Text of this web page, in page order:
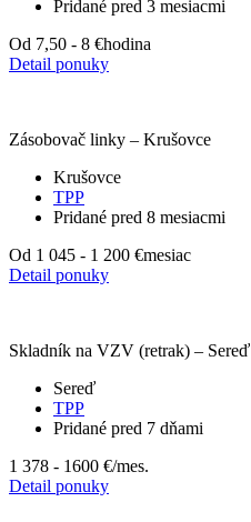
Pridané pred 3 mesiacmi
Od 7,50 - 8 €hodina
Detail ponuky
Zásobovač linky – Krušovce
Krušovce
TPP
Pridané pred 8 mesiacmi
Od 1 045 - 1 200 €mesiac
Detail ponuky
Skladník na VZV (retrak) – Sereď
Sereď
TPP
Pridané pred 7 dňami
1 378 - 1600 €/mes.
Detail ponuky